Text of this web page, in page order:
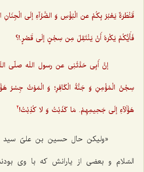
قَنْطَرَةٌ یَعْبُرُ بِکُمْ عن الْبُؤْسِ وَ الضَّرَّآءِ إلَی الْجِنَانِ
فَأَیُّکُمْ یَکْرَهُ أَنْ یَنْتَقِلَ مِن سِجْنٍ إلَی قَصْرٍ.!؟
إنَّ أَبِی حَدَّثَنِی عن رسول اللَه صلّی
سِجْنُ الْمُؤْمِنِ وَ جَنَّةُ الْکَافِرِ؛ وَ الْمَوْتُ جِسْرُ
هَؤُلَآءِ إلَی جَحِیمِهِمْ. مَا کَذَبْتُ وَ لا کُذِبْتُ!2
«ولیکن حال حسین بن علیّ سید
السّلام و بعضی از یارانش که با وی